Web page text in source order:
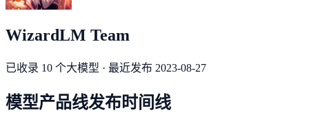
WizardLM Team
已收录 10 个大模型 · 最近发布 2023-08-27
模型产品线发布时间线